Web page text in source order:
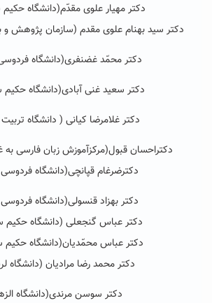
دکتر مهیار علوی مقدّم(دانشگاه
دکتر سید بهنام علوی مقدم (سازمان پژوهش و
دکتر محمّد غضنفری(دانشگاه
دکتر سعید غنی آبادی(دانشگاه حکیم
دکتر غلامرضا کیانی ( دانشگاه
دکتراحسان قبول(مرکزآموزش زبان فارسی به
دکترضرغام قپانچی(دانشگاه
دکتر بهزاد قنسولی(دانشگاه
دکتر عباس گنجعلی (دانشگاه حکیم
دکتر عباس محمّدیان(دانشگاه حکیم
دکتر محمد رضا مرادیان (دانشگاه
دکتر سوسن مرندی(دانشگاه